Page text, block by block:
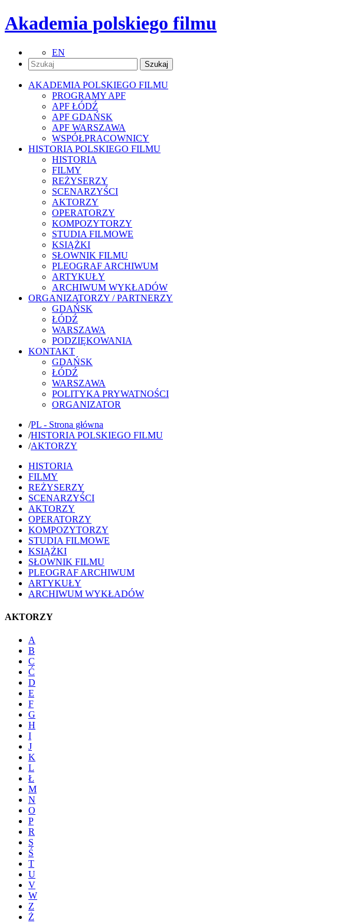
Akademia polskiego filmu
EN
AKADEMIA POLSKIEGO FILMU
PROGRAMY APF
APF ŁÓDŹ
APF GDAŃSK
APF WARSZAWA
WSPÓŁPRACOWNICY
HISTORIA POLSKIEGO FILMU
HISTORIA
FILMY
REŻYSERZY
SCENARZYŚCI
AKTORZY
OPERATORZY
KOMPOZYTORZY
STUDIA FILMOWE
KSIĄŻKI
SŁOWNIK FILMU
PLEOGRAF ARCHIWUM
ARTYKUŁY
ARCHIWUM WYKŁADÓW
ORGANIZATORZY / PARTNERZY
GDAŃSK
ŁÓDŹ
WARSZAWA
PODZIĘKOWANIA
KONTAKT
GDAŃSK
ŁÓDŹ
WARSZAWA
POLITYKA PRYWATNOŚCI
ORGANIZATOR
/PL - Strona główna
/HISTORIA POLSKIEGO FILMU
/AKTORZY
HISTORIA
FILMY
REŻYSERZY
SCENARZYŚCI
AKTORZY
OPERATORZY
KOMPOZYTORZY
STUDIA FILMOWE
KSIĄŻKI
SŁOWNIK FILMU
PLEOGRAF ARCHIWUM
ARTYKUŁY
ARCHIWUM WYKŁADÓW
AKTORZY
A
B
C
Ć
D
E
F
G
H
I
J
K
L
Ł
M
N
O
P
R
S
Ś
T
U
V
W
Z
Ż